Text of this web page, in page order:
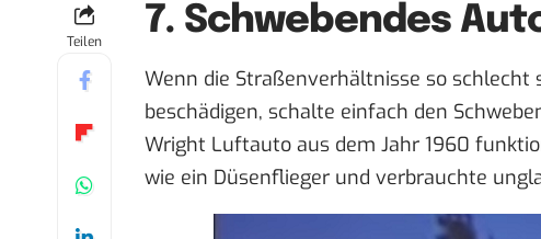
Teilen
7. Schwebendes
Wenn die Straßenverhältnisse so schlecht
beschädigen, schalte einfach den
Wright Luftauto aus dem Jahr 1960
wie ein Düsenflieger und verbrauchte